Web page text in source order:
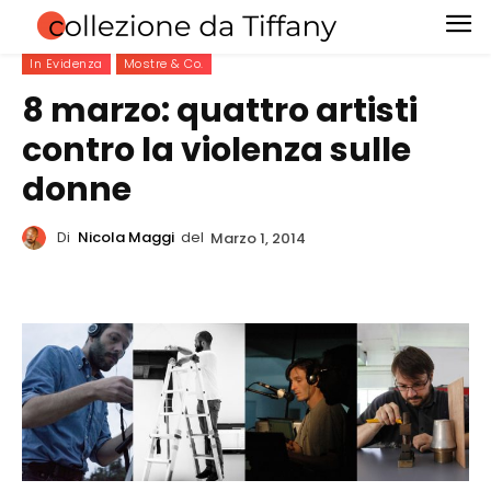
In Evidenza Mostre & Co.
8 marzo: quattro artisti
contro la violenza sulle
donne
Di Nicola Maggi del Marzo 1, 2014